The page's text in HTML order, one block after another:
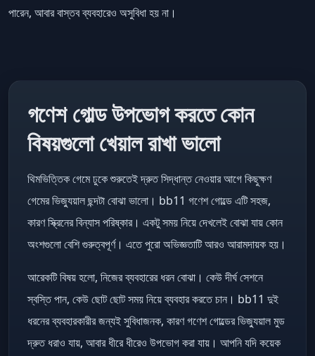
পারেন, আবার বাস্তব ব্যবহারেও অসুবিধা হয় না।
গণেশ গোল্ড উপভোগ করতে কোন
বিষয়গুলো খেয়াল রাখা ভালো
থিমভিত্তিক গেমে ঢুকে শুরুতেই দ্রুত সিদ্ধান্ত নেওয়ার আগে কিছুক্ষণ
গেমের ভিজ্যুয়াল ছন্দটা বোঝা ভালো। bb11 গণেশ গোল্ডে এটি সহজ,
কারণ স্ক্রিনের বিন্যাস পরিষ্কার। একটু সময় নিয়ে দেখলেই বোঝা যায় কোন
অংশগুলো বেশি গুরুত্বপূর্ণ। এতে পুরো অভিজ্ঞতাটি আরও আরামদায়ক হয়।
আরেকটি বিষয় হলো, নিজের ব্যবহারের ধরন বোঝা। কেউ দীর্ঘ সেশনে
স্বস্তি পান, কেউ ছোট ছোট সময় নিয়ে ব্যবহার করতে চান। bb11 দুই
ধরনের ব্যবহারকারীর জন্যই সুবিধাজনক, কারণ গণেশ গোল্ডের ভিজ্যুয়াল মুড
দ্রুত ধরাও যায়, আবার ধীরে ধীরেও উপভোগ করা যায়। আপনি যদি কয়েক